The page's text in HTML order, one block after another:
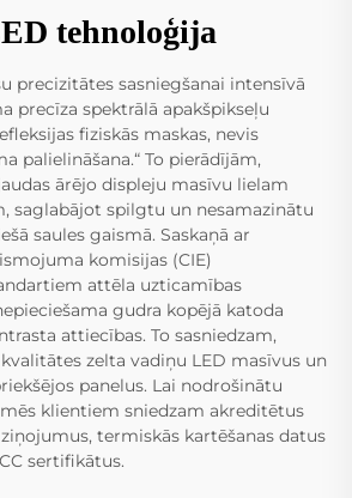
tehnoloģija
precizitātes sasniegšanai intensīvā
precīza spektrālā apakšpikseļu
fiziskās maskas, nevis
palielināšana.“ To pierādījām,
ārējo displeju masīvu lielam
saglabājot spilgtu un nesamazinātu
saules gaismā. Saskaņā ar
komisijas (CIE)
attēla uzticamības
gudra kopējā katoda
attiecības. To sasniedzam,
zelta vadiņu LED masīvus un
panelus. Lai nodrošinātu
klientiem sniedzam akreditētus
termiskās kartēšanas datus
sertifikātus.